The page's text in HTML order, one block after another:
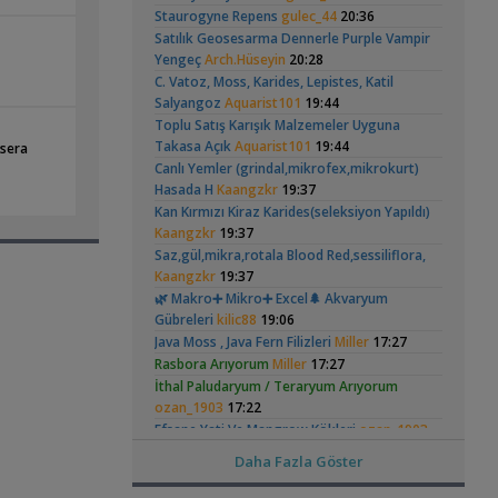
Filtre ÖnerisiSemihDinçer,17:17
Yeni Üye Forumu
Tek Co2 Tüpü Aynı Anda 2 Akvaryumda
Kullanılır Mı? GETS34,10:03
Işık CO2 ve Ekipmanlar
Klorlu Suya Girmiş Pipo Filtrehoppala
02:22
Filtreleme Seçenekleri
Akvaryum Daki Beyaz İnce Solucanlar
Ahmet53,23:56
Yeni Üye Forumu
Aquasphere Tr Youtube Kanalı
IgorVladimir,23:11
Akvaryum Dünyasından Haberler
Vahşi Beta Ve Labirentli Hobicileri,
Birleşin!
Cyber_Scout,22:34
Labirentliler
Süngerle 24 Saatte Sessiz Artemia
Çıkarma BLGHN
Malzemeler ve Yemler Forumu
20:14
Akvaryum Tanıtımı
Yavruları
(4)
Betta Antuta
Ramshorn Hakkında
Her Şey
Elma Salyangozu
Güncel
Leonardit Zeminli
Akvaryum Kurulumu
37 Litrelik Siyah
Akvaryumum
Red Mangrove
Staurogyne Repens gulec_44 20:36
Satılık Geosesarma Dennerle Purple Vampir
Yengeç Arch.Hüseyin 20:28
C. Vatoz, Moss, Karides, Lepistes, Katil
Salyangoz Aquarist101 19:44
Toplu Satış Karışık Malzemeler Uyguna
Takasa Açık Aquarist101 19:44
Canlı Yemler (grindal,mikrofex,mikrokurt)
Hasada H Kaangzkr 19:37
Kan Kırmızı Kiraz Karides(seleksiyon Yapıldı)
Kaangzkr 19:37
Saz,gül,mikra,rotala Blood Red,sessiliflora,
Kaangzkr 19:37
🌿 Makro➕️ Mikro➕ Excel🌲 Akvaryum
Gübreleri kilic88 19:06
Java Moss , Java Fern Filizleri Miller 17:27
Rasbora Arıyorum Miller 17:27
İthal Paludaryum / Teraryum Arıyorum
ozan_1903 17:22
Efsane Yati Ve Mangrow Kökleri ozan_1903
Damızlık L010a Erkekleri Ve Singapur Tül
Daha Fazla Göster